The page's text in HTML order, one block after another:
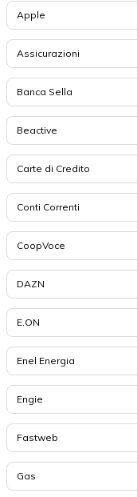
Apple
Assicurazioni
Banca Sella
Beactive
Carte di Credito
Conti Correnti
CoopVoce
DAZN
E.ON
Enel Energia
Engie
Fastweb
Gas